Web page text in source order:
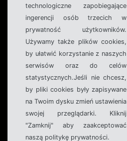
technologiczne zapobiegające
ingerencji osób trzecich w
prywatność użytkowników.
Używamy także plików cookies,
by ułatwić korzystanie z naszych
serwisów oraz do celów
statystycznych.Jeśli nie chcesz,
by pliki cookies były zapisywane
na Twoim dysku zmień ustawienia
swojej przeglądarki. Kliknij
"Zamknij" aby zaakceptować
naszą politykę prywatności.